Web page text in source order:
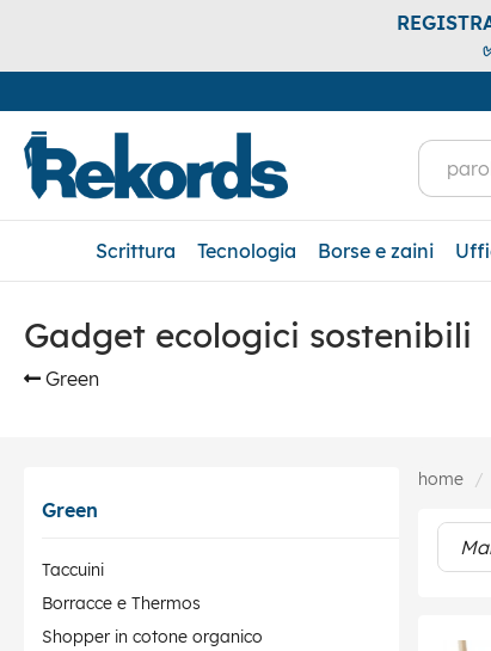
Scrittura Tecnologia Borse e zaini
Gadget ecologici sostenibili
Green
Green
Taccuini
Borracce e Thermos
Shopper in cotone organico
home